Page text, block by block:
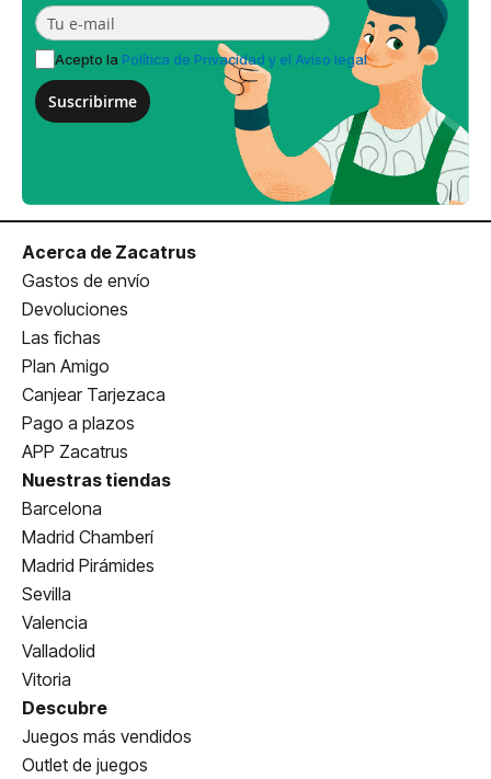
Acepto la Política de Privacidad y el Aviso legal
Suscribirme
Acerca de Zacatrus
Gastos de envío
Devoluciones
Las fichas
Plan Amigo
Canjear Tarjezaca
Pago a plazos
APP Zacatrus
Nuestras tiendas
Barcelona
Madrid Chamberí
Madrid Pirámides
Sevilla
Valencia
Valladolid
Vitoria
Descubre
Juegos más vendidos
Outlet de juegos